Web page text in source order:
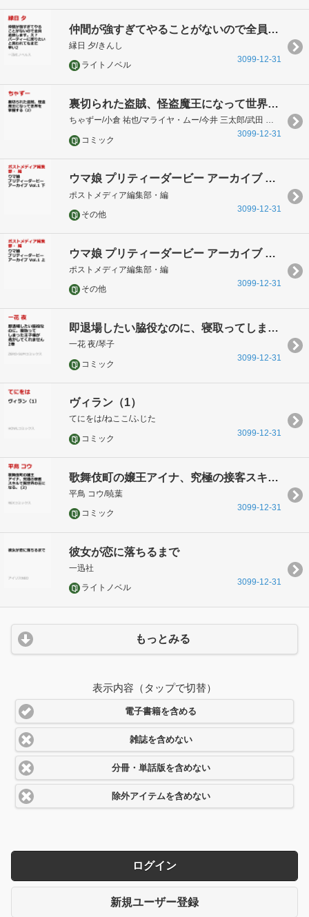
仲間が強すぎてやることがないので全員追放します。え？ パーティーに戻りたいと言われてもまだ早い2
縁日 夕/きんし
ライトノベル
3099-12-31
裏切られた盗賊、怪盗魔王になって世界を掌握する（2）
ちゃずー/小倉 祐也/マライヤ・ムー/今井 三太郎/武田 ほたる
コミック
3099-12-31
ウマ娘 プリティーダービー アーカイブ Vol.1 下
ポストメディア編集部・編
その他
3099-12-31
ウマ娘 プリティーダービー アーカイブ Vol.1 上
ポストメディア編集部・編
その他
3099-12-31
即退場したい脇役なのに、寝取ってしまった王子様が逃がしてくれません 2巻
一花 夜/琴子
コミック
3099-12-31
ヴィラン（1）
てにをは/ねここ/ふじた
コミック
3099-12-31
歌舞伎町の嬢王アイナ、究極の接客スキルで異世界の王になる。 (2)
平鳥 コウ/暁葉
コミック
3099-12-31
彼女が恋に落ちるまで
一迅社
ライトノベル
3099-12-31
もっとみる
表示内容（タップで切替）
電子書籍を含める
雑誌を含めない
分冊・単話版を含めない
除外アイテムを含めない
ログイン
新規ユーザー登録